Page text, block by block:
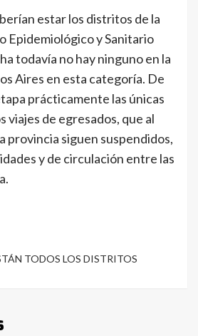
estar los distritos de la
Epidemiológico y Sanitario
todavía no hay ninguno en la
Aires en esta categoría. De
prácticamente las únicas
viajes de egresados, que al
provincia siguen suspendidos,
y de circulación entre las
TODOS LOS DISTRITOS